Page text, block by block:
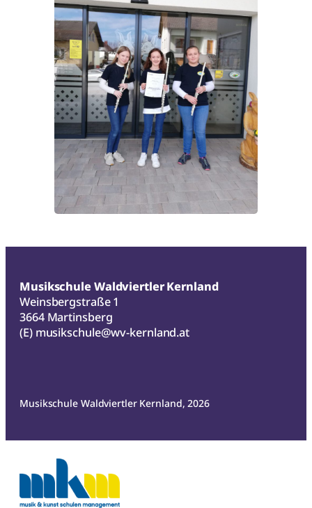
Musikschule Waldviertler Kernland
Weinsbergstraße 1
3664 Martinsberg
(E) musikschule@wv-kernland.at
Musikschule Waldviertler Kernland, 2026